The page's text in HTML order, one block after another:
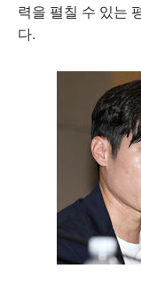
력을 펼칠 수 있는
다.